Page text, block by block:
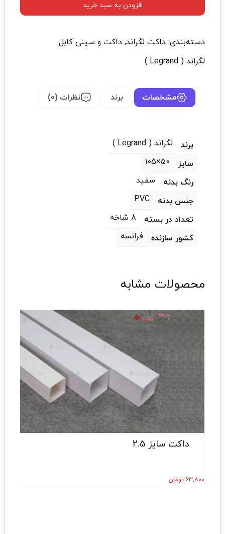
افزودن به سبد خرید
دسته‌بندی: داکت لگراند, داکت و سینی کابل
لگراند ( Legrand )
مشخصات برند نظرات (0)
برند
لگراند ( Legrand )
سایز
50×105
رنگ بدنه
سفید
جنس بدنه
PVC
تعداد در بسته
8 شاخه
کشور سازنده
فرانسه
محصولات مشابه
داکت سایز 2.5
۶۳,۸۰۰ تومان